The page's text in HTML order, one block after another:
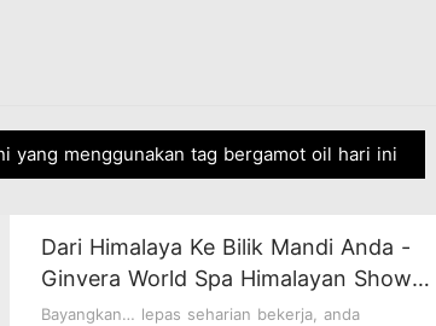
yang menggunakan tag bergamot oil hari ini
Dari Himalaya Ke Bilik Mandi Anda -
Ginvera World Spa Himalayan Shower
Scrub
Bayangkan… lepas seharian bekerja, anda